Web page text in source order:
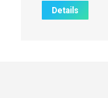
Details